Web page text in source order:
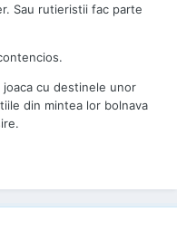
Sau rutieristii fac parte
cu destinele unor
din mintea lor bolnava